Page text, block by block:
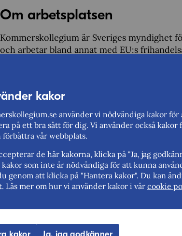
Om arbetsplatsen
Kommerskollegium är Sveriges myndighet
och arbetar bland annat med EU:s
exportera samt handelsrelaterat
internationell miljö där de stora
enskilda företag och individer. Vår vision
medarbetare och vårt aktivitetsbaserade
Kommerskollegium är en växande
bland annat, sedan sommaren 2025, en
sektorn utrikeshandel inom det svenska
Läs mer om hur det är att arbeta hos oss:
oss/
kakor
använder vi nödvändiga kakor
på ett bra sätt för dig. Vi använder också kakor
förbättra vår webbplats.
de här kakorna, klicka på "Ja, jag
kakor som inte är nödvändiga för att kunna
genom att klicka på "Hantera kakor". Du kan
Läs mer om hur vi använder kakor i vår cookie